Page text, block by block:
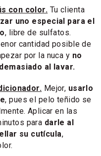
con color. Tu clienta
uno especial para el
, libre de sulfatos.
cantidad posible de
por la nuca y no
al lavar.
Mejor, usarlo
, pues el pelo teñido se
Aplicar en las
para darle al
su cutícula,